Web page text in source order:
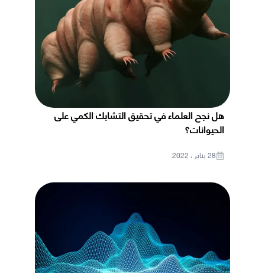
هل نجح العلماء في تحقيق التشابك الكمي على
الحيوانات؟
28 يناير ، 2022